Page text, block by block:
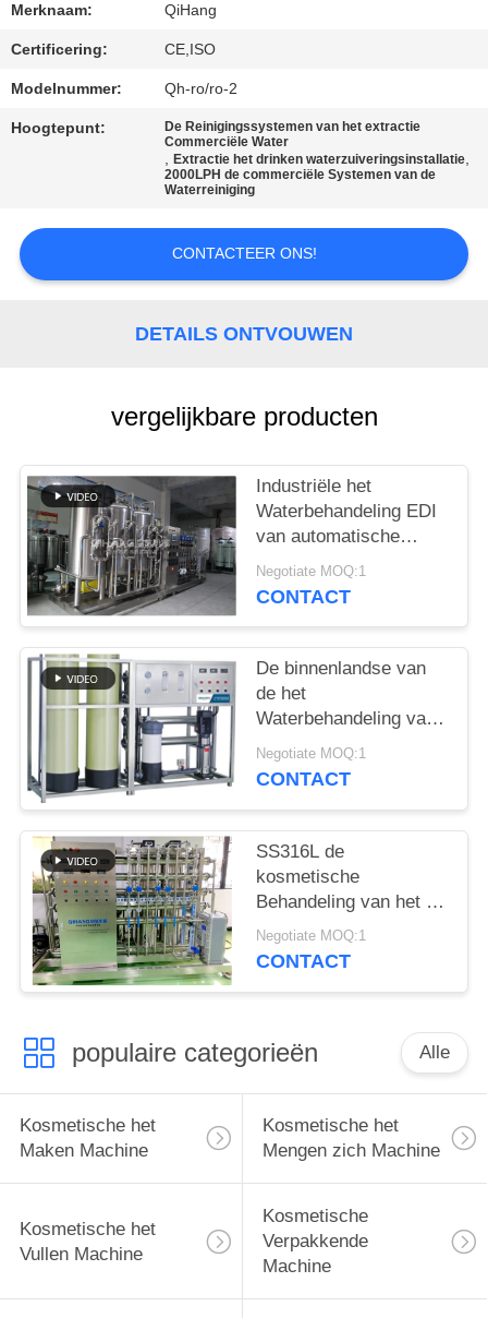
VERZOEK
OM
SITEMAP
Merknaam: QiHang
Certificering: CE,ISO
Modelnummer: Qh-ro/ro-2
Hoogtepunt:
De Reinigingssystemen van het extractie
Commerciële Water
,Extractie het drinken waterzuiveringsinstallatie,
2000LPH de commerciële Systemen van de
Waterreiniging
CONTACTEER ONS!
DETAILS ONTVOUWEN
vergelijkbare producten
Industriële het
Waterbehandeling EDI
van automatische
Controlero voor
Schoonheidsmiddelen
Negotiate MOQ:1
CONTACT
De binnenlandse van
de het
Waterbehandeling van
SS316L 0.5T RO van
het Materiaalro
Negotiate MOQ:1
CONTACT
SS316L de
kosmetische
Behandeling van het de
Omgekeerde
Osmosewater van het
Negotiate MOQ:1
CONTACT
populaire categorieën Alle
Kosmetische het
Maken Machine
Kosmetische het
Mengen zich Machine
Kosmetische het
Vullen Machine
Kosmetische
Verpakkende
Machine